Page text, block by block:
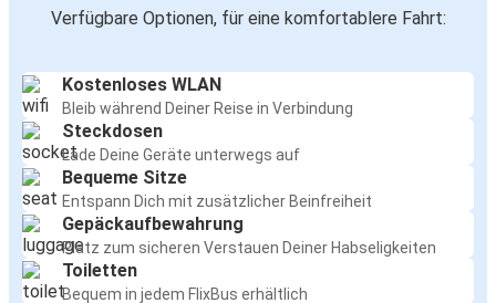
Verfügbare Optionen, für eine komfortablere Fahrt:
Kostenloses WLAN
Bleib während Deiner Reise in Verbindung
Steckdosen
Lade Deine Geräte unterwegs auf
Bequeme Sitze
Entspann Dich mit zusätzlicher Beinfreiheit
Gepäckaufbewahrung
Platz zum sicheren Verstauen Deiner Habseligkeiten
Toiletten
Bequem in jedem FlixBus erhältlich